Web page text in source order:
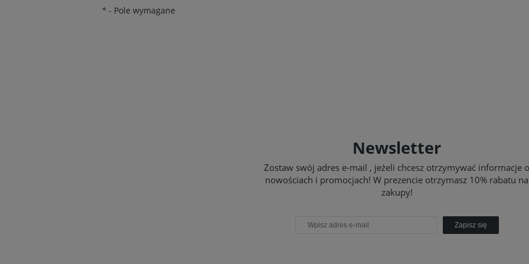
* - Pole wymagane
Newsletter
Zostaw swój adres e-mail , jeżeli chcesz otrzymywać informacje o
nowościach i promocjach! W prezencie otrzymasz 10% rabatu na
zakupy!
Zapisz się